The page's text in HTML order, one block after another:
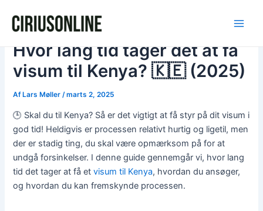
indholdet
Hvor lang tid tager det at få
visum til Kenya? 🇰🇪 (2025)
AfLars Møller /marts 2, 2025
🕒 Skal du til Kenya? Så er det vigtigt at få styr på dit visum i
god tid! Heldigvis er processen relativt hurtig og ligetil, men
der er stadig ting, du skal være opmærksom på for at
undgå forsinkelser. I denne guide gennemgår vi, hvor lang
tid det tager at få etvisum til Kenya, hvordan du ansøger,
og hvordan du kan fremskynde processen.
navigation